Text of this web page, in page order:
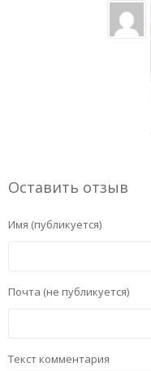
Оставить отзыв
Имя (публикуется)
Почта (не публикуется)
Текст комментария